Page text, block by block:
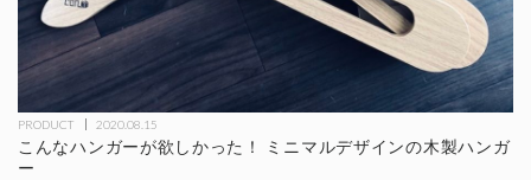
PRODUCT 2020.08.15
こんなハンガーが欲しかった！ ミニマルデザインの木製ハンガ
ー